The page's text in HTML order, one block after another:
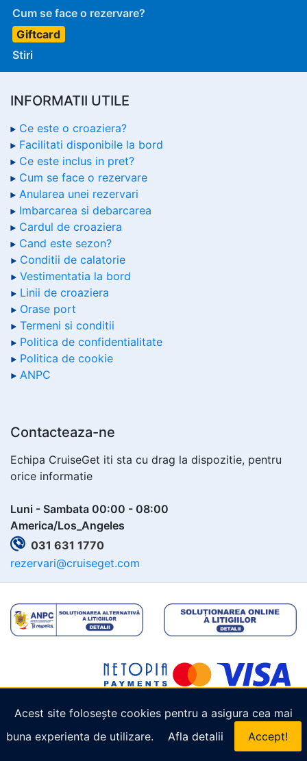
Acest site folosește cookies pentru a asigura cea mai
buna experienta de utilizare.
Afla detalii Accept!
Cum se face o rezervare?
Giftcard
Stiri
INFORMATII UTILE
Ce este o croaziera?
Facilitati disponibile la bord
Ce este inclus in pret?
Cum se face o rezervare
Anularea unei rezervari
Imbarcarea si debarcarea
Cardul de croaziera
Cand este sezon?
Conditii de calatorie
Vestimentatia la bord
Linii de croaziera
Orase port
Termeni si conditii
Politica de confidentialitate
Politica de cookie
ANPC
Contacteaza-ne
Echipa CruiseGet iti sta cu drag la dispozitie, pentru
orice informatie
Luni - Sambata 00:00 - 08:00
America/Los_Angeles
031 631 1770
rezervari@cruiseget.com
Copyright © 2026 Cruiseget.com . Toate drepturile
rezervate.